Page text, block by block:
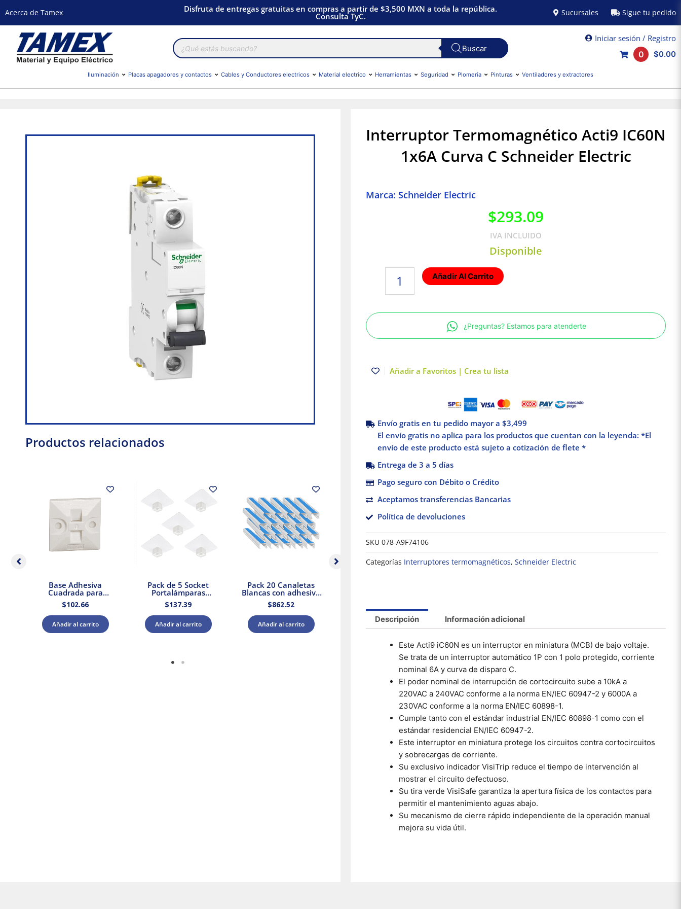
Acerca de Tamex Disfruta de entregas gratuitas en compras a partir de $3,500 MXN a toda la república.
Consulta TyC. Sucursales Sigue tu pedido
Búsqueda
de
productos
Iniciar sesión / Registro
0
$0.00
Iluminación Placas apagadores y contactos Cables y Conductores electricos Material electrico Herramientas Seguridad Plomería Pinturas Ventiladores y extractores
Productos relacionados
Base Adhesiva
Cuadrada para
Cinchos de Plástico
100pzs. Dexson
DXN3200B
$102.66
Añadir al carrito
Pack de 5 Socket
Portalámparas
cuadrada E27 Blanco
Dexson Schneider
Electric
$137.39
Añadir al carrito
Pack 20 Canaletas
Blancas con adhesivo
20x12mm 2mts.
Dexson Schneider
Electric
$862.52
Añadir al carrito Añadir al carrito Añadir al carrito
Interruptor Termomagnético Acti9 IC60N
1x6A Curva C Schneider Electric
Marca: Schneider Electric
$293.09
IVA INCLUIDO
Disponible
Termomagnético
1x6A
Curva
Electric
Añadir Al Carrito
¿Preguntas? Estamos para atenderte
Añadir a Favoritos | Crea tu lista
Envío gratis en tu pedido mayor a $3,499
El envío gratis no aplica para los productos que cuentan con la leyenda: *El
envío de este producto está sujeto a cotización de flete *
Entrega de 3 a 5 días
Pago seguro con Débito o Crédito
Aceptamos transferencias Bancarias
Política de devoluciones
SKU 078-A9F74106
Categorías Interruptores termomagnéticos, Schneider Electric
Descripción Información adicional
Este Acti9 iC60N es un interruptor en miniatura (MCB) de bajo voltaje.
Se trata de un interruptor automático 1P con 1 polo protegido, corriente
nominal 6A y curva de disparo C.
El poder nominal de interrupción de cortocircuito sube a 10kA a
220VAC a 240VAC conforme a la norma EN/IEC 60947-2 y 6000A a
230VAC conforme a la norma EN/IEC 60898-1.
Cumple tanto con el estándar industrial EN/IEC 60898-1 como con el
estándar residencial EN/IEC 60947-2.
Este interruptor en miniatura protege los circuitos contra cortocircuitos
y sobrecargas de corriente.
Su exclusivo indicador VisiTrip reduce el tiempo de intervención al
mostrar el circuito defectuoso.
Su tira verde VisiSafe garantiza la apertura física de los contactos para
permitir el mantenimiento aguas abajo.
Su mecanismo de cierre rápido independiente de la operación manual
mejora su vida útil.